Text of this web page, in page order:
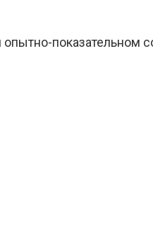
показательном